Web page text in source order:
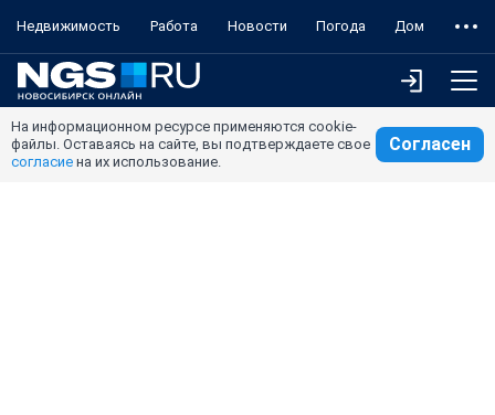
Недвижимость Работа Новости Погода Дом
На информационном ресурсе применяются cookie-
файлы. Оставаясь на сайте, вы подтверждаете свое
согласие на их использование.
Согласен